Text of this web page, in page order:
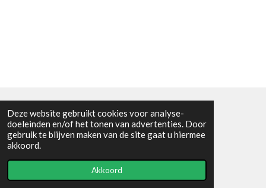
Deze website gebruikt cookies voor analyse-
doeleinden en/of het tonen van advertenties. Door
gebruik te blijven maken van de site gaat u hiermee
akkoord.
Akkoord
Algemene voorwaarden
© 2021 - RC en mineralenshop Het vlinderpad